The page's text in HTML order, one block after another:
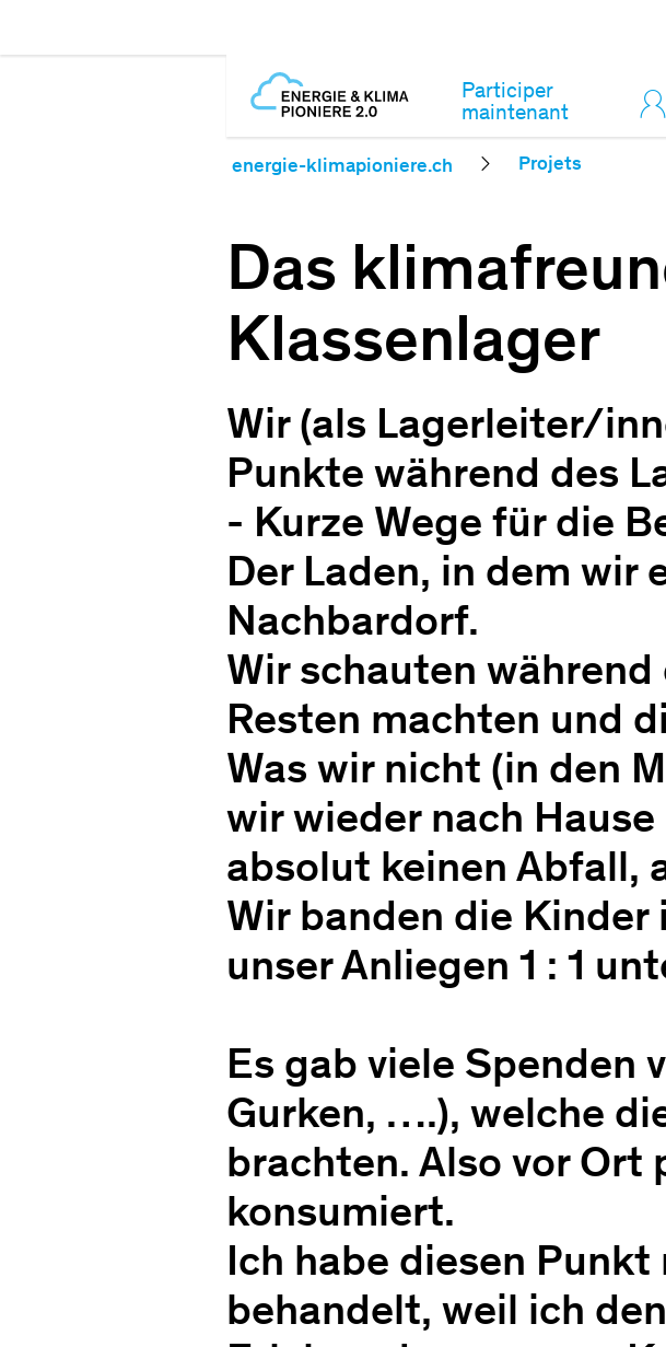
Participer
maintenant
energie-klimapioniere.ch Projets
Das
Klassenlager
Wir (als Lagerleiter/
Punkte während des
- Kurze Wege für die
Der Laden, in dem
Nachbardorf.
Wir schauten
Resten machten und
Was wir nicht (in den
wir wieder nach
absolut keinen Abfall,
Wir banden die Kinder
unser Anliegen 1 : 1
Es gab viele Spenden
Gurken, ….), welche
brachten. Also vor Ort
konsumiert.
Ich habe diesen
behandelt, weil ich